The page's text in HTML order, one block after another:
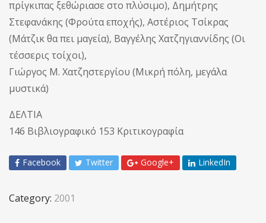
πρίγκιπας ξεθώριασε στο πλύσιμο), Δημήτρης
Στεφανάκης (Φρούτα εποχής), Αστέριος Τσίκρας
(Μάτζικ θα πει μαγεία), Βαγγέλης Χατζηγιαννίδης (Οι
τέσσερις τοίχοι),
Γιώργος Μ. Χατζηστεργίου (Μικρή πόλη, μεγάλα
μυστικά)
ΔΕΛΤΙΑ
146 Βιβλιογραφικό 153 Κριτικογραφία
Facebook Twitter Google+ LinkedIn
Category: 2001